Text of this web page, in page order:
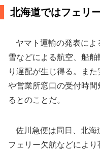
北海道ではフェリ
ヤマト運輸の発表によ
雪などによる航空、船
り遅配が生じ得る。ま
や営業所窓口の受付時
るとのことだ。
佐川急便は同日、北海
フェリー欠航などによ